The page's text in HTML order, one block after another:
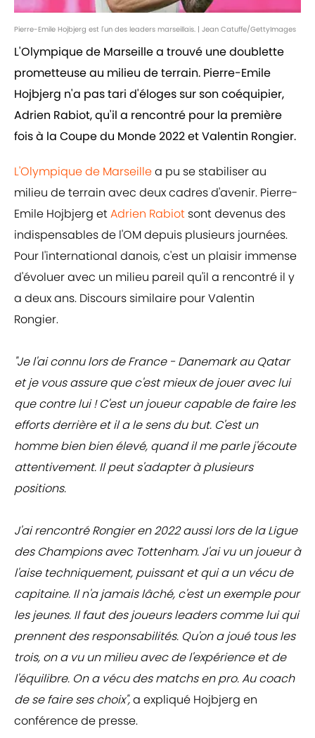
Pierre-Emile Hojbjerg est l'un des leaders marseillais. | Jean Catuffe/GettyImages
L'Olympique de Marseille a trouvé une doublette
prometteuse au milieu de terrain. Pierre-Emile
Hojbjerg n'a pas tari d'éloges sur son coéquipier,
Adrien Rabiot, qu'il a rencontré pour la première
fois à la Coupe du Monde 2022 et Valentin Rongier.
L'Olympique de Marseillea pu se stabiliser au
milieu de terrain avec deux cadres d'avenir. Pierre-
Emile Hojbjerg etAdrien Rabiot sont devenus des
indispensables de l'OM depuis plusieurs journées.
Pour l'international danois, c'est un plaisir immense
d'évoluer avec un milieu pareil qu'il a rencontré il y
a deux ans. Discours similaire pour Valentin
Rongier.
"Je l'ai connu lors de France - Danemark au Qatar
et je vous assure que c'est mieux de jouer avec lui
que contre lui ! C'est un joueur capable de faire les
efforts derrière et il a le sens du but. C'est un
homme bien bien élevé, quand il me parle j'écoute
attentivement. Il peut s'adapter à plusieurs
positions.
J'ai rencontré Rongier en 2022 aussi lors de la Ligue
des Champions avec Tottenham. J'ai vu un joueur à
l'aise techniquement, puissant et qui a un vécu de
capitaine. Il n'a jamais lâché, c'est un exemple pour
les jeunes. Il faut des joueurs leaders comme lui qui
prennent des responsabilités. Qu'on a joué tous les
trois, on a vu un milieu avec de l'expérience et de
l'équilibre. On a vécu des matchs en pro. Au coach
de se faire ses choix",a expliqué Hojbjerg en
conférence de presse.